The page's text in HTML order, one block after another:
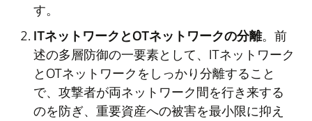
す。
ITネットワークとOTネットワークの分離。前
述の多層防御の一要素として、ITネットワーク
とOTネットワークをしっかり分離すること
で、攻撃者が両ネットワーク間を行き来する
のを防ぎ、重要資産への被害を最小限に抑え